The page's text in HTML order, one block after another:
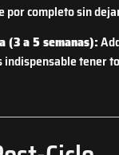
completo sin
(3 a 5 semanas):
indispensable